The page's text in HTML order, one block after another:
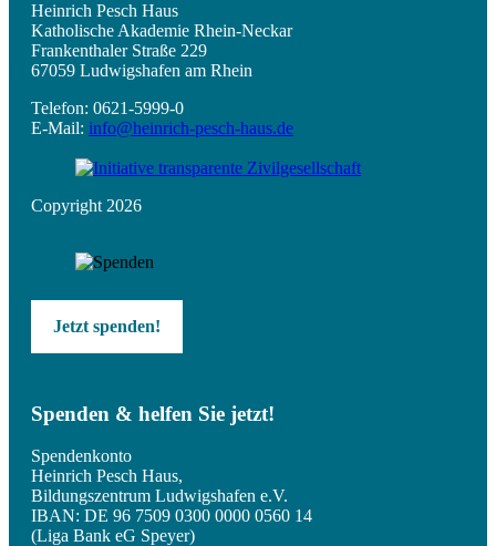
Heinrich Pesch Haus
Katholische Akademie Rhein-Neckar
Frankenthaler Straße 229
67059 Ludwigshafen am Rhein
Telefon: 0621-5999-0
E-Mail: info@heinrich-pesch-haus.de
Copyright 2026
Jetzt spenden!
Spenden & helfen Sie jetzt!
Spendenkonto
Heinrich Pesch Haus,
Bildungszentrum Ludwigshafen e.V.
IBAN: DE 96 7509 0300 0000 0560 14
(Liga Bank eG Speyer)